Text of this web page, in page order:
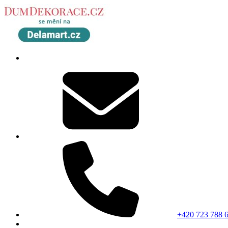
+420 723 788